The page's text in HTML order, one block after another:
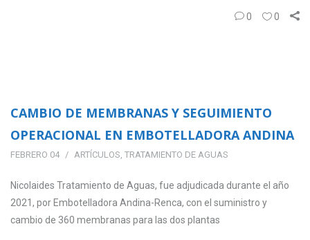
0 0
CAMBIO DE MEMBRANAS Y SEGUIMIENTO
OPERACIONAL EN EMBOTELLADORA ANDINA
FEBRERO 04 ARTÍCULOS, TRATAMIENTO DE AGUAS
Nicolaides Tratamiento de Aguas, fue adjudicada durante el año
2021, por Embotelladora Andina-Renca, con el suministro y
cambio de 360 membranas para las dos plantas